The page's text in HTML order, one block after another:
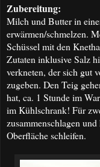
Zubereitung:
Milch und Butter in
erwärmen/schmelzen.
Schüssel mit den
Zutaten inklusive Salz
verkneten, der sich gut
zugeben. Den Teig
hat, ca. 1 Stunde im
im Kühlschrank! Für
zusammenschlagen
Oberfläche schleifen.